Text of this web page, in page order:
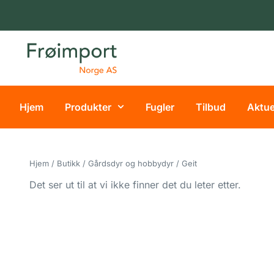
TRYGG
OG
LEVERING
BUTIKKER
OPPDRETTERE
REGISTRER
DEG I
NETTBUTIKKEN
Hjem Produkter Fugler Tilbud
Hjem / Butikk / Gårdsdyr og hobbydyr / Geit
Det ser ut til at vi ikke finner det du leter etter.